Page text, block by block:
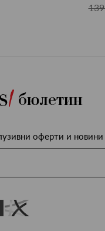
бюлетин
оферти и новини